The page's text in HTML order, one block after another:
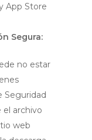
App Store
Segura:
no estar
Seguridad
el archivo
web